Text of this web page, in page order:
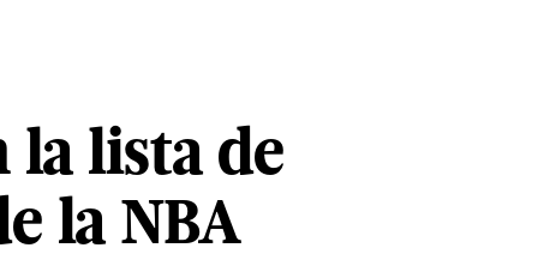
la lista de
la NBA